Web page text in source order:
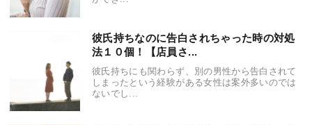
彼氏持ちなのに告白されちゃった時の対処
法１０個！【店員さ...
彼氏持ちにも関わらず、別の男性から告白されて
しまったという経験がある女性は案外多いのでは
ないでし...